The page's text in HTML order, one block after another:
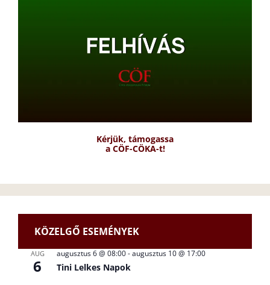
Kérjük, támogassa
a CÖF-CÖKA-t!
KÖZELGŐ ESEMÉNYEK
AUG
6
augusztus 6 @ 08:00-augusztus 10 @ 17:00
Tini Lelkes Napok